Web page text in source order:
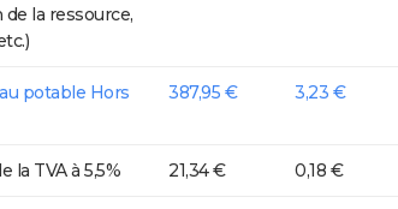
la ressource,
potable Hors
387,95 € 3,23 €
la TVA à 5,5% 21,34 € 0,18 €